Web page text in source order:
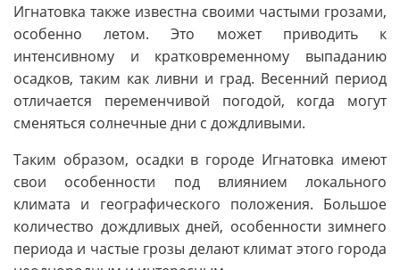
Игнатовка также известна своими частыми грозами,
особенно летом. Это может приводить к
интенсивному и кратковременному выпаданию
осадков, таким как ливни и град. Весенний период
отличается переменчивой погодой, когда могут
сменяться солнечные дни с дождливыми.
Таким образом, осадки в городе Игнатовка имеют
свои особенности под влиянием локального
климата и географического положения. Большое
количество дождливых дней, особенности зимнего
периода и частые грозы делают климат этого города